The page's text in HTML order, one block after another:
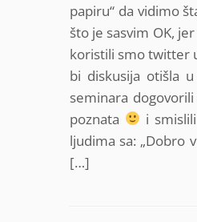
papiru“ da vidimo
što je sasvim OK,
koristili smo twitter
bi diskusija otišla
seminara
poznata
i
ljudima sa: „Dobro
[…]